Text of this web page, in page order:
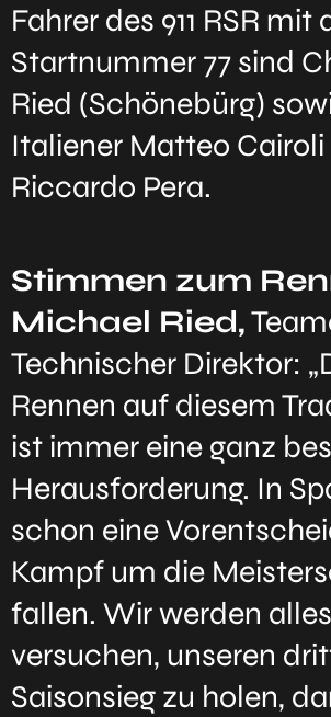
Fahrer des 911 RSR mit
Startnummer 77 sind
Ried (Schönebürg)
Italiener Matteo Cairoli
Riccardo Pera.
Stimmen zum
Michael Ried,
Technischer Direktor:
Rennen auf diesem
ist immer eine ganz
Herausforderung. In
schon eine
Kampf um die
fallen. Wir werden alles
versuchen, unseren
Saisonsieg zu holen,